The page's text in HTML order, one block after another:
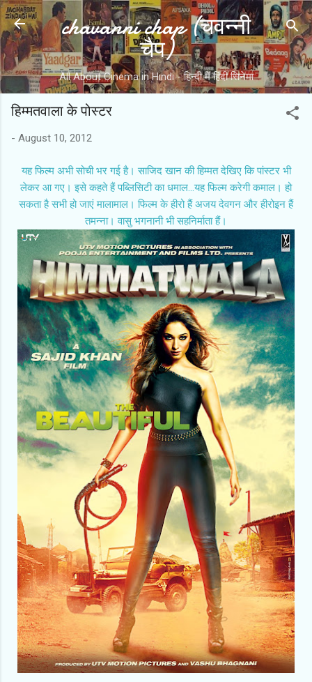
Skip to main content
chavanni chap (चवन्नी
चैप)
All About Cinema in Hindi - हिन्दी में हिंदी सिनेमा
हिम्‍मतवाला के पोस्‍टर
- August 10, 2012
यह फिल्‍म अभी सोची भर गई है। साजिद खान की हिम्‍मत देखिए कि पांस्‍टर भी
लेकर आ गए। इसे कहते हैं पब्लिसिटी का धमाल...यह फिल्‍म करेगी कमाल। हो
सकता है सभी हो जाएं मालामाल। फिल्‍म के हीरो हैं अजय देवगन और हीरोइन हैं
तमन्‍ना। वासु भगनानी भी सहनिर्माता हैं।